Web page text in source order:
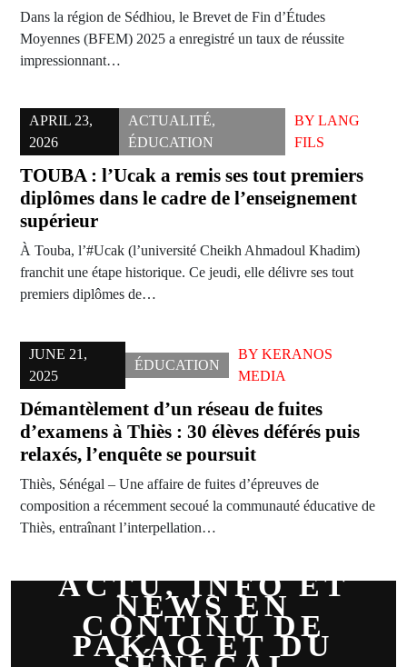
Dans la région de Sédhiou, le Brevet de Fin d’Études
Moyennes (BFEM) 2025 a enregistré un taux de réussite
impressionnant…
APRIL 23,
2026
ACTUALITÉ,
ÉDUCATION
BYLANG
FILS
TOUBA : l’Ucak a remis ses tout premiers
diplômes dans le cadre de l’enseignement
supérieur
À Touba, l’#Ucak (l’université Cheikh Ahmadoul Khadim)
franchit une étape historique. Ce jeudi, elle délivre ses tout
premiers diplômes de…
JUNE 21,
2025
ÉDUCATION
BY KERANOS
MEDIA
Démantèlement d’un réseau de fuites
d’examens à Thiès : 30 élèves déférés puis
relaxés, l’enquête se poursuit
Thiès, Sénégal – Une affaire de fuites d’épreuves de
composition a récemment secoué la communauté éducative de
Thiès, entraînant l’interpellation…
ACTU, INFO ET
NEWS EN
CONTINU DE
PAKAO ET DU